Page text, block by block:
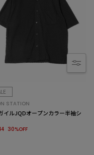
STATION
イルJQDオープンカラー半袖シ
30%OFF